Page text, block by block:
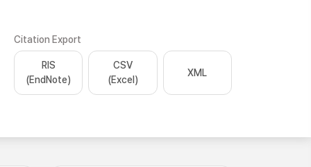
Citation Export
RIS
(EndNote)
CSV
(Excel)
XML